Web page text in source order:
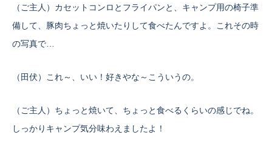
（ご主人）カセットコンロとフライパンと、キャンプ用の椅子準
備して、豚肉ちょっと焼いたりして食べたんですよ。これその時
の写真で…
（田伏）これ～、いい！好きやな～こういうの。
（ご主人）ちょっと焼いて、ちょっと食べるくらいの感じでね。
しっかりキャンプ気分味わえましたよ！